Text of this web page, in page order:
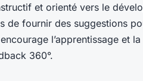
et orienté vers le
de fournir des suggestions
l’apprentissage et
360°.